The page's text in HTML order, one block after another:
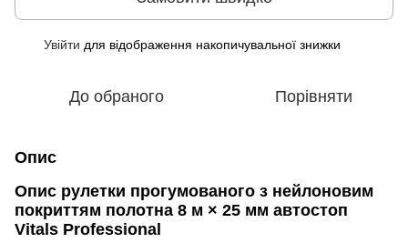
Увійти для відображення накопичувальної знижки
До обраного Порівняти
Опис
Опис рулетки прогумованого з нейлоновим
покриттям полотна 8 м × 25 мм автостоп
Vitals Professional